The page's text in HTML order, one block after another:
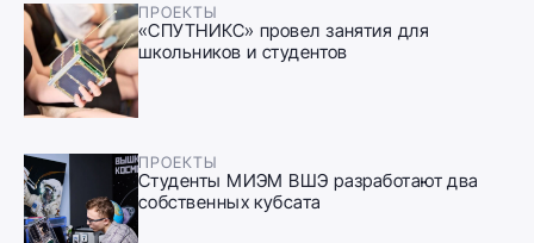
ПРОЕКТЫ
«СПУТНИКС» провел занятия для
школьников и студентов
ПРОЕКТЫ
Студенты МИЭМ ВШЭ разработают два
собственных кубсата